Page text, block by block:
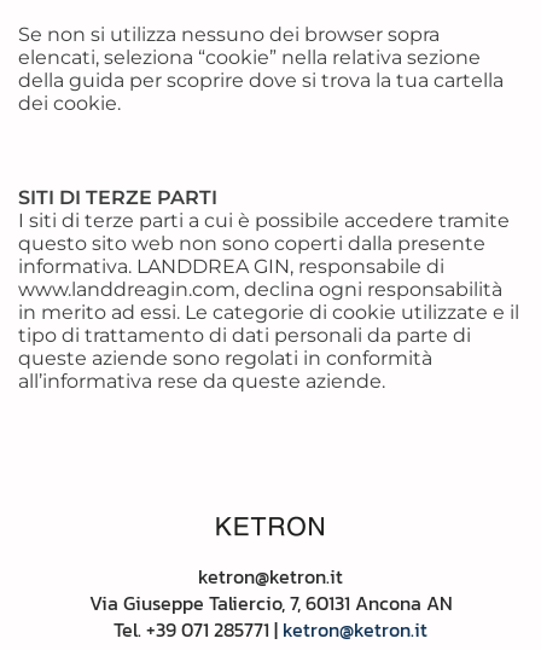
Se non si utilizza nessuno dei browser sopra
elencati, seleziona “cookie” nella relativa sezione
della guida per scoprire dove si trova la tua cartella
dei cookie.
SITI DI TERZE PARTI
I siti di terze parti a cui è possibile accedere tramite
questo sito web non sono coperti dalla presente
informativa. LANDDREA GIN, responsabile di
www.landdreagin.com, declina ogni responsabilità
in merito ad essi. Le categorie di cookie utilizzate e il
tipo di trattamento di dati personali da parte di
queste aziende sono regolati in conformità
all’informativa rese da queste aziende.
ketron@ketron.it
Via Giuseppe Taliercio, 7, 60131 Ancona AN
Tel. +39071 285771 | ketron@ketron.it